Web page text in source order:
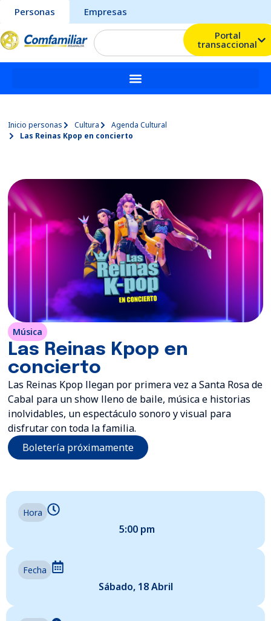
Personas
Empresas
Portal
transaccional
Inicio personas Cultura
Agenda Cultural
Las Reinas Kpop en concierto
Música
Las Reinas Kpop en
concierto
Las Reinas Kpop llegan por primera vez a Santa Rosa de
Cabal para un show lleno de baile, música e historias
inolvidables, un espectáculo sonoro y visual para
disfrutar con toda la familia.
Boletería próximamente
Hora
5:00 pm
Fecha
Sábado, 18 Abril